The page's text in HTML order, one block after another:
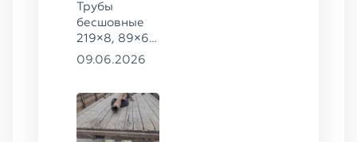
Трубы
бесшовные
219×8, 89×6,
38×4 ГОСТ
14-3Р-55-
2001 сталь
12Х1МФ
09.06.2026